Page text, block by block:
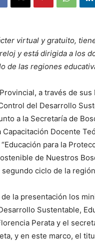
virtual y gratuito,
y está dirigida a los
de las regiones
a través de
del Desarrollo
a la Secretaría de
Capacitación Docente
para la
de Nuestros
ciclo de la
la presentación los
Sustentable,
Perata y el
y en este marco, el